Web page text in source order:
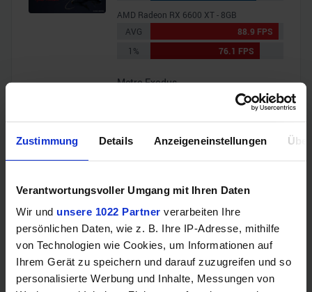
Zustimmung Details Anzeigeneinstellungen
Verantwortungsvoller Umgang mit Ihren Daten
Wir und unsere 1022 Partner verarbeiten Ihre
persönlichen Daten, wie z. B. Ihre IP-Adresse, mithilfe
von Technologien wie Cookies, um Informationen auf
Ihrem Gerät zu speichern und darauf zuzugreifen und so
personalisierte Werbung und Inhalte, Messungen von
AMD Radeon RX 6600 XT - 8GB
AVG
88.9 FPS
1%
76.1 FPS
Metro Exodus
1%
30.4 FPS
AMD Radeon RX 6600 XT - 8GB
1%
26.3 FPS
Shadow of the Tomb Raider
Intel Arc A750 Graphics - 8GB
AVG
107.2 FPS
1%
74.5 FPS